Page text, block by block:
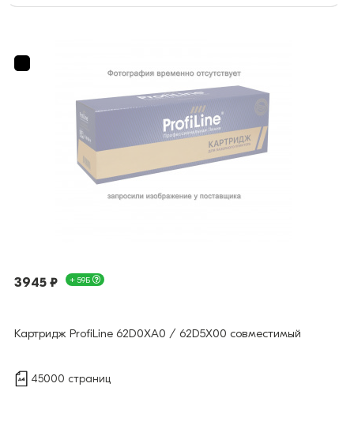
3945 ₽ + 59Б
Картридж ProfiLine 62D0XA0 / 62D5X00 совместимый
45000 страниц